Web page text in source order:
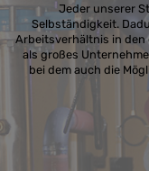
Jeder unserer
Selbständigkeit.
Arbeitsverhältnis in den
als großes
bei dem auch die